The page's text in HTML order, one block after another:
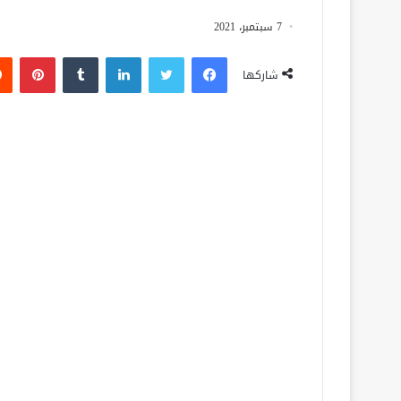
7 سبتمبر، 2021
شاركها
فيسبوك لينكدإن بينتيريست